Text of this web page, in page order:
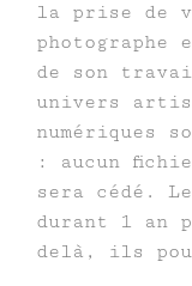
la prise de
de son
univers
numériques
: aucun
sera cédé.
durant 1 an
delà, ils